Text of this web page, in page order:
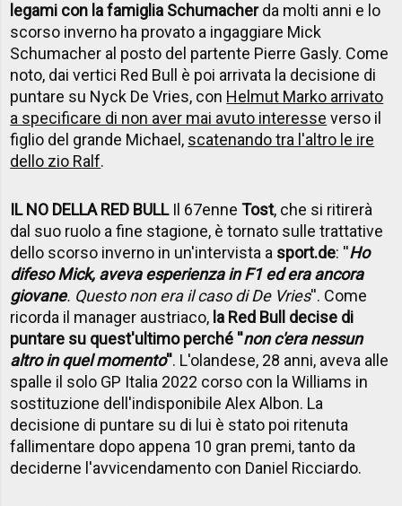
legami con la famiglia Schumacherda molti anni e lo
scorso inverno ha provato a ingaggiare Mick
Schumacher al posto del partente Pierre Gasly. Come
noto, dai vertici Red Bull è poi arrivata la decisione di
puntare su Nyck De Vries, con Helmut Marko arrivato
a specificare di non aver mai avuto interesse verso il
figlio del grande Michael, scatenando tra l'altro le ire
dello zio Ralf.
IL NO DELLA RED BULLIl 67enneTost, che si ritirerà
dal suo ruolo a fine stagione, è tornato sulle trattative
dello scorso inverno in un'intervista a sport.de: ''Ho
difeso Mick, aveva esperienza in F1 ed era ancora
giovane. Questo non era il caso di De Vries''. Come
ricorda il manager austriaco, la Red Bull decise di
puntare su quest'ultimo perché ''non c'era nessun
altro in quel momento''. L'olandese, 28 anni, aveva alle
spalle il solo GP Italia 2022 corso con la Williams in
sostituzione dell'indisponibile Alex Albon. La
decisione di puntare su di lui è stato poi ritenuta
fallimentare dopo appena 10 gran premi, tanto da
deciderne l'avvicendamento con Daniel Ricciardo.